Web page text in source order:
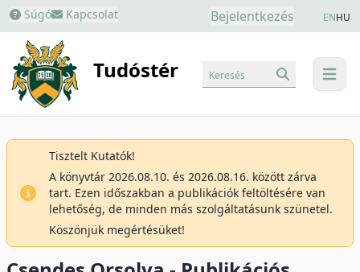
Súgó Kapcsolat Bejelentkezés ENHU
Tudóstér menu
Keresés
Tisztelt Kutatók!
A könyvtár 2026.08.10. és 2026.08.16. között zárva
tart. Ezen időszakban a publikációk feltöltésére van
lehetőség, de minden más szolgáltatásunk szünetel.
Köszönjük megértésüket!